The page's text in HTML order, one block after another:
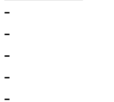
-
-
-
-
-